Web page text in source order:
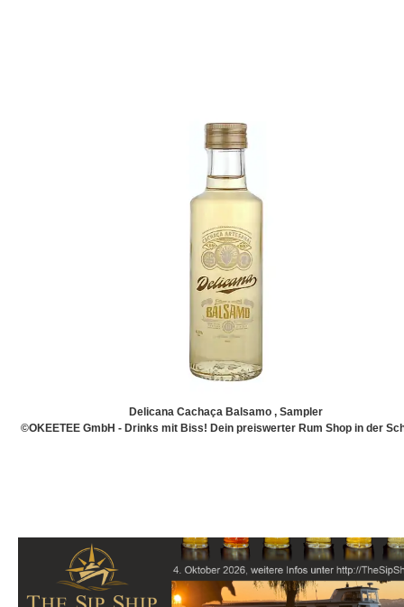
Delicana Cachaça Balsamo , Sampler
©OKEETEE GmbH - Drinks mit Biss! Dein preiswerter Rum Shop in der